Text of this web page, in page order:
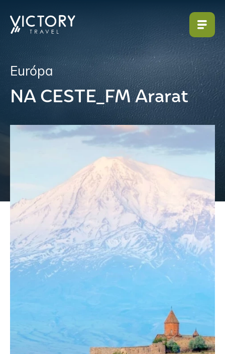
Európa
NA CESTE_FM Ararat